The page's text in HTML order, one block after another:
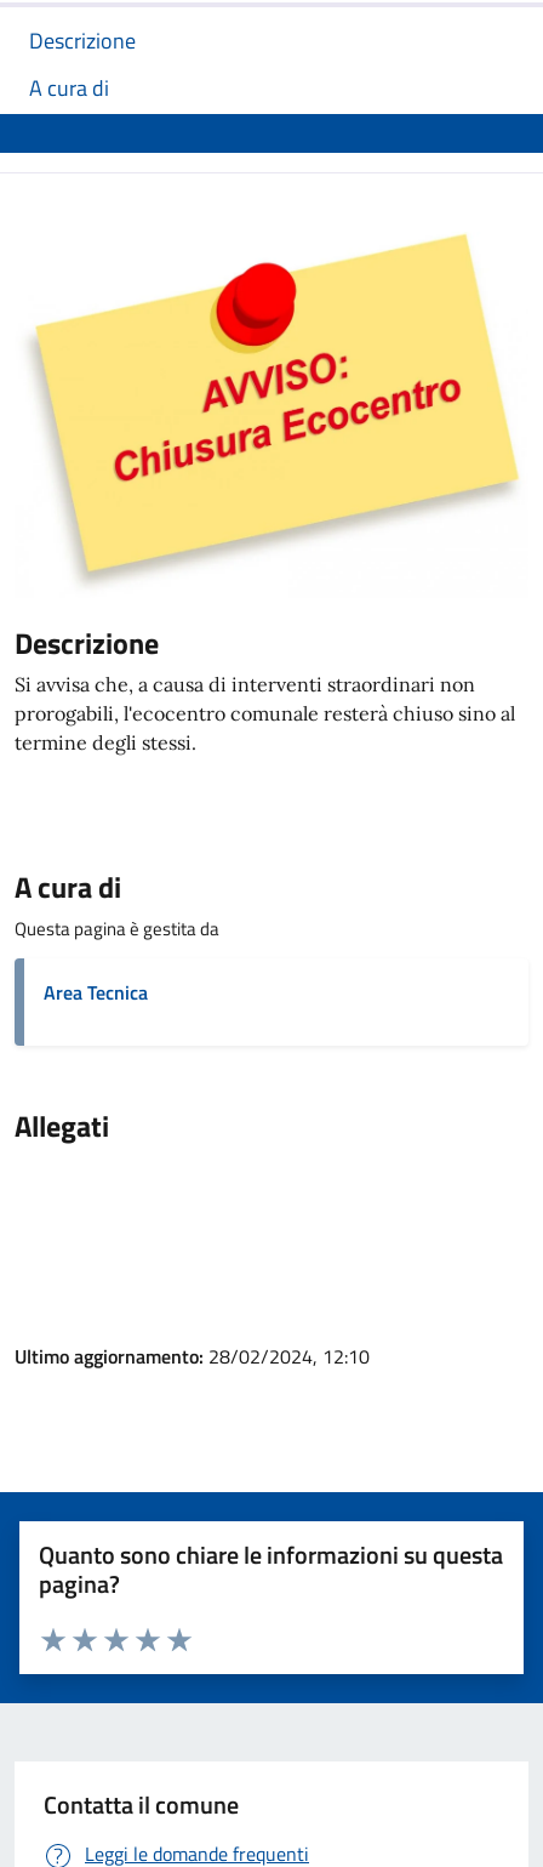
Descrizione
A cura di
Descrizione
Si avvisa che, a causa di interventi straordinari non
prorogabili, l'ecocentro comunale resterà chiuso sino al
termine degli stessi.
A cura di
Questa pagina è gestita da
Area Tecnica
Allegati
Ultimo aggiornamento: 28/02/2024, 12:10
Quanto sono chiare le informazioni su questa
pagina?
Valuta 5 stelle su 5
Valuta 4 stelle su 5
Valuta 3 stelle su 5
Valuta 2 stelle su 5
Valuta 1 stelle su 5
Contatta il comune
Leggi le domande frequenti